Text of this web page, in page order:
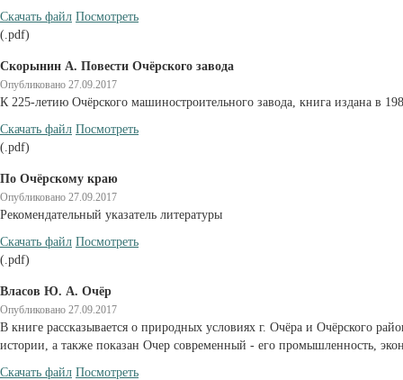
Cкачать файл Посмотреть
(.pdf)
Скорынин А. Повести Очёрского завода
Опубликовано 27.09.2017
К 225-летию Очёрского машиностроительного завода, книга издана в
Cкачать файл Посмотреть
(.pdf)
По Очёрскому краю
Опубликовано 27.09.2017
Рекомендательный указатель литературы
Cкачать файл Посмотреть
(.pdf)
Власов Ю. А. Очёр
Опубликовано 27.09.2017
В книге рассказывается о природных условиях г. Очёра и Очёрского
истории, а также показан Очер современный - его промышленность,
Cкачать файл Посмотреть